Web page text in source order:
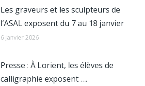
Les graveurs et les sculpteurs de
l’ASAL exposent du 7 au 18 janvier
6 janvier 2026
Presse : À Lorient, les élèves de
calligraphie exposent ….